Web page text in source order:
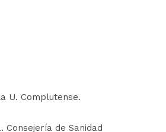
U. Complutense.
Consejería de Sanidad